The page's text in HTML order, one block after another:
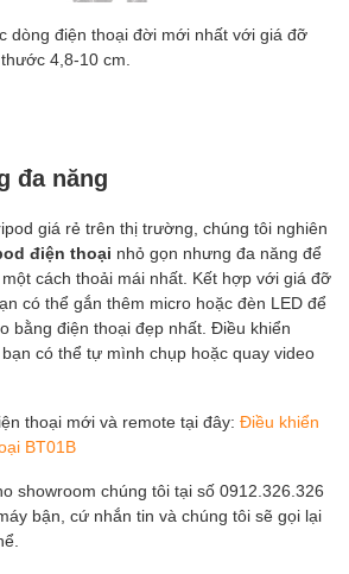
dòng điện thoại đời mới nhất với giá đỡ
4,8-10 cm.
đa năng
giá rẻ trên thị trường, chúng tôi nghiên
điện thoại nhỏ gọn nhưng đa năng để
cách thoải mái nhất. Kết hợp với giá đỡ
có thể gắn thêm micro hoặc đèn LED để
bằng điện thoại đẹp nhất. Điều khiển
có thể tự mình chụp hoặc quay video
thoại mới và remote tại đây: Điều khiển
BT01B
showroom chúng tôi tại số 0912.326.326
bận, cứ nhắn tin và chúng tôi sẽ gọi lại